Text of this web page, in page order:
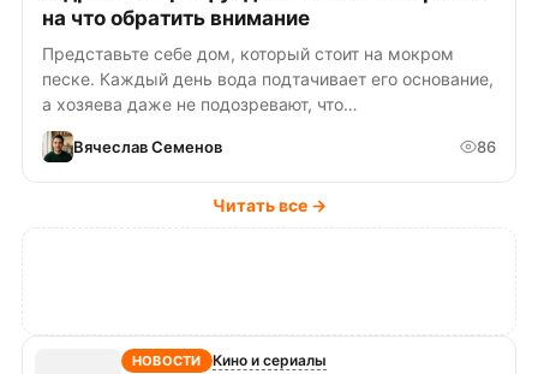
на что обратить внимание
Представьте себе дом, который стоит на мокром
песке. Каждый день вода подтачивает его основание,
а хозяева даже не подозревают, что…
Вячеслав Семенов 86
Читать все →
НОВОСТИ Кино и сериалы